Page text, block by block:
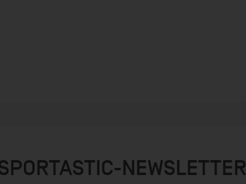
NEWSLETTER